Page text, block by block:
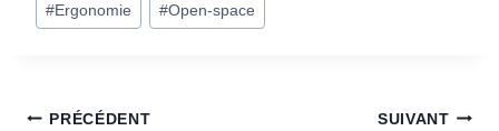
#Ergonomie #Open-space
PRÉCÉDENT SUIVANT